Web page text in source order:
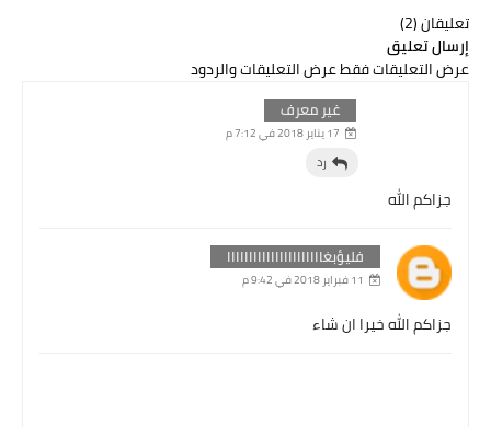
تعليقان (2)
إرسال تعليق
عرض التعليقات فقطعرض التعليقات والردود
غير معرف
17 يناير 2018 في 7:12 م
جزاكم الله
رد
فليؤبغاااااااااااااااااااااا
11 فبراير 2018 في 9:42 م
جزاكم الله خيرا ان شاء